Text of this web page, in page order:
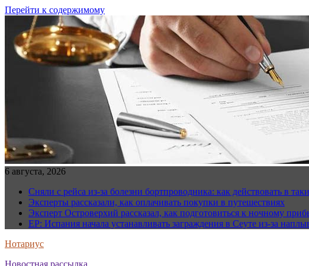
Перейти к содержимому
6 августа, 2026
Сняли с рейса из-за болезни бортпроводника: как действовать в
Эксперты рассказали, как оплачивать покупки в путешествиях
Эксперт Островерхий рассказал, как подготовиться к ночному
EP: Испания начала устанавливать заграждения в Сеуте из-за
Нотариус
Новостная рассылка